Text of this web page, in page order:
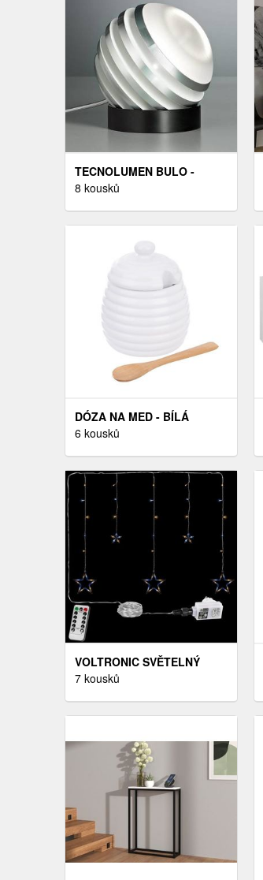
TECNOLUMEN BULO -
STOLNÍ LAMPA LED
8 kousků
DÓZA NA MED - BÍLÁ
6 kousků
VOLTRONIC SVĚTELNÝ
ŘETĚZ - 100 LED, STUDENÁ
7 kousků